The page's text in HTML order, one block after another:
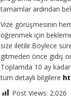
tamamlar ardından
Vize görüşmesinin
öğrenmek için
size iletilir.Böylece
gitmeden önce gidiş
Toplamda 10 ay
tüm detaylı bilgilere
Post Views: 2.026